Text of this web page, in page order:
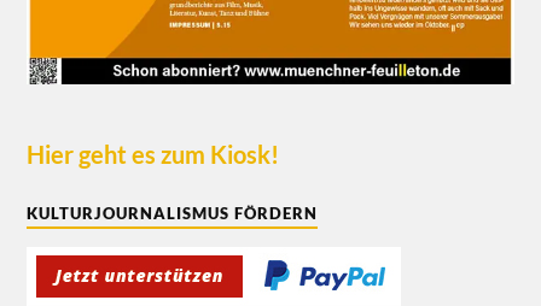
Hier geht es zum Kiosk!
KULTURJOURNALISMUS FÖRDERN